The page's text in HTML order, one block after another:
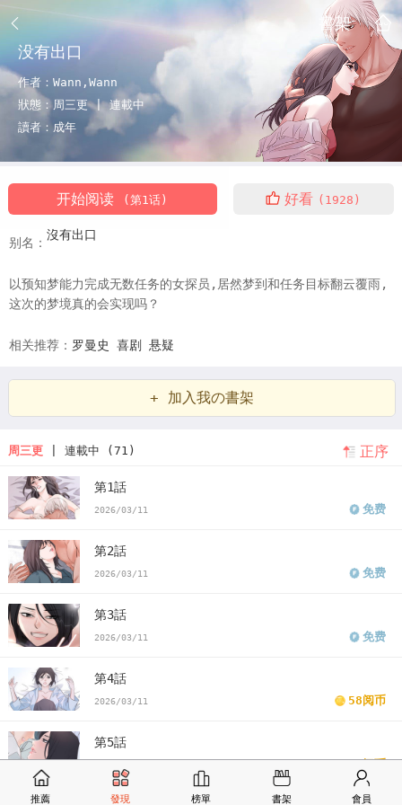
書架
没有出口
作者： Wann,Wann
狀態： 周三更 |連載中
讀者： 成年
开始阅读 (第1话) 好看 (1928)
别名：
沒有出口
以预知梦能力完成无数任务的女探员,居然梦到和任务目标翻云覆雨,
这次的梦境真的会实现吗？
相关推荐： 罗曼史 喜剧 悬疑
+ 加入我の書架
周三更| 連載中 (71) 正序
第1話
2026/03/11 免费
第2話
2026/03/11 免费
第3話
2026/03/11 免费
第4話
2026/03/11 58阅币
第5話
58阅币
推薦 發現 榜單 書架 會員